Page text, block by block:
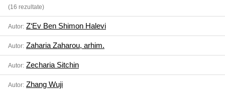
(16 rezultate)
Autor: Z‘Ev Ben Shimon Halevi
Autor: Zaharia Zaharou, arhim.
Autor: Zecharia Sitchin
Autor: Zhang Wuji